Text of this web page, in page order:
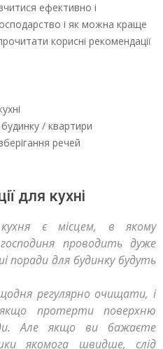
ефективно і
і як можна краще
корисні рекомендації
/ квартири
речей
для кухні
є місцем, в якому
проводить дуже
поради для будинку будуть
регулярно очищати, і
протерти поверхню
Але якщо ви бажаєте
якомога швидше, слід